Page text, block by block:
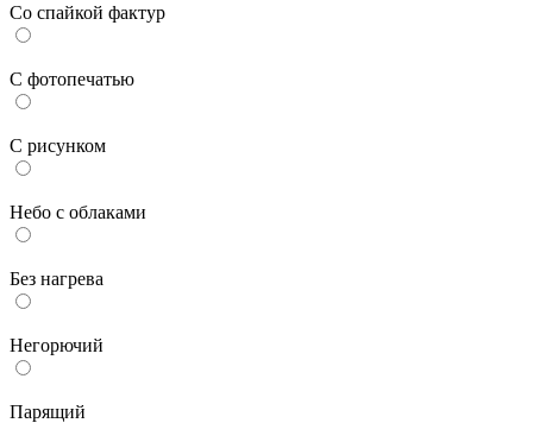
Со спайкой фактур
С фотопечатью
С рисунком
Небо с облаками
Без нагрева
Негорючий
Парящий